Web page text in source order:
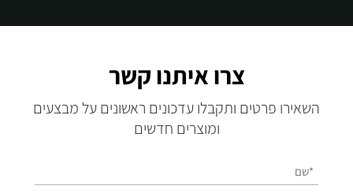
צרו איתנו קשר
השאירו פרטים ותקבלו עדכונים ראשונים על מבצעים
ומוצרים חדשים